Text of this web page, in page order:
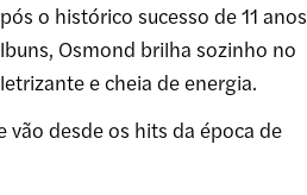
o histórico sucesso de 11 anos
Osmond brilha sozinho no
e cheia de energia.
vão desde os hits da época de